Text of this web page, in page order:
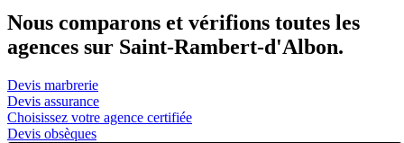
Nous comparons et vérifions toutes les
agences sur Saint-Rambert-d'Albon.
Devis marbrerie
Devis assurance
Choisissez votre agence certifiée
Devis obsèques